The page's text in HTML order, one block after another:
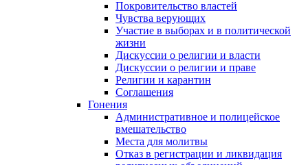
Покровительство властей
Чувства верующих
Участие в выборах и в политической
жизни
Дискуссии о религии и власти
Дискуссии о религии и праве
Религии и карантин
Соглашения
Гонения
Административное и полицейское
вмешательство
Места для молитвы
Отказ в регистрации и ликвидация